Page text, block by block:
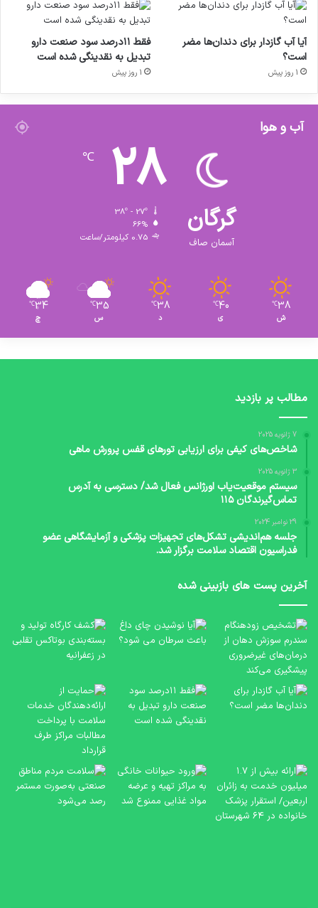
آیا آب گازدار برای دندان‌ها مضر
است؟
1 روز پیش
فقط ۱۱‌درصد سود صنعت دارو
تبدیل به نقدینگی شده است
1 روز پیش
آب و هوا
گرگان
آسمان صاف
28
℃
38º - 27º
66%
0.75 کیلومتر/ساعت
38
℃
ش
40
℃
ی
38
℃
د
35
℃
س
34
℃
چ
مطالب پر بازدید
7 ژانویه 2025
شاخص‌های کیفی برای ارزیابی تورهای قفس پرورش ماهی
3 ژانویه 2025
سیستم موقعیت‌یاب اورژانس فعال شد/ دسترسی به آدرس
تماس‌گیرندگان ۱۱۵
29 نوامبر 2024
جلسه هم‌اندیشی تشکل‌های تجهیزات پزشکی و آزمایشگاهی عضو
فدراسیون اقتصاد سلامت برگزار شد.
آخرین پست های بازبینی شده